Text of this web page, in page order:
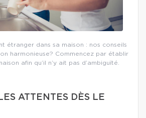
étranger dans sa maison : nos conseils
harmonieuse? Commencez par établir
afin qu’il n’y ait pas d’ambiguïté.
ATTENTES DÈS LE